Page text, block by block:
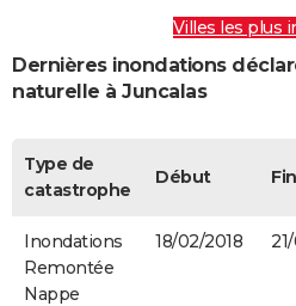
Villes les plus
Dernières inondations
naturelle à Juncalas
Type de
catastrophe
Début Fin
Inondations
Remontée
Nappe
18/02/2018